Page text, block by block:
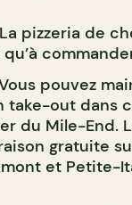
pizzeria de
qu’à
pouvez
take-out dans
du Mile-End.
gratuite
et Petite-